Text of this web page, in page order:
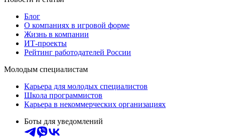
Блог
О компаниях в игровой форме
Жизнь в компании
ИТ-проекты
Рейтинг работодателей России
Молодым специалистам
Карьера для молодых специалистов
Школа программистов
Карьера в некоммерческих организациях
Боты для уведомлений